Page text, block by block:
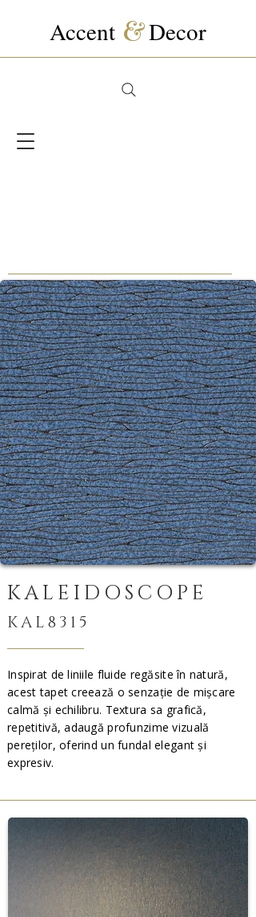
Accent &Decor
KALEIDOSCOPE
KAL8315
Inspirat de liniile fluide regăsite în natură,
acest tapet creează o senzație de mișcare
calmă și echilibru. Textura sa grafică,
repetitivă, adaugă profunzime vizuală
pereților, oferind un fundal elegant și
expresiv.